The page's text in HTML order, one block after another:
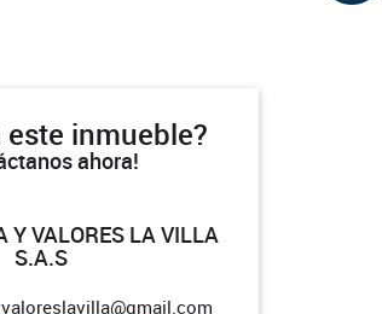
este inmueble?
ahora!
Y VALORES LA VILLA
S.A.S